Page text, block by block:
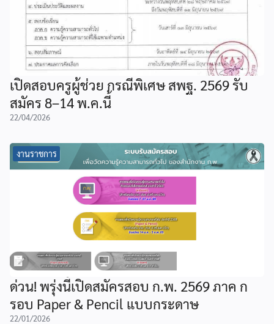
เปิดสอบครูผู้ช่วย กรณีพิเศษ สพฐ. 2569 รับ
สมัคร 8–14 พ.ค.นี้
22/04/2026
งานราชการ
ด่วน! พรุ่งนี้เปิดสมัครสอบ ก.พ. 2569 ภาค ก
รอบ Paper & Pencil แบบกระดาษ
22/01/2026